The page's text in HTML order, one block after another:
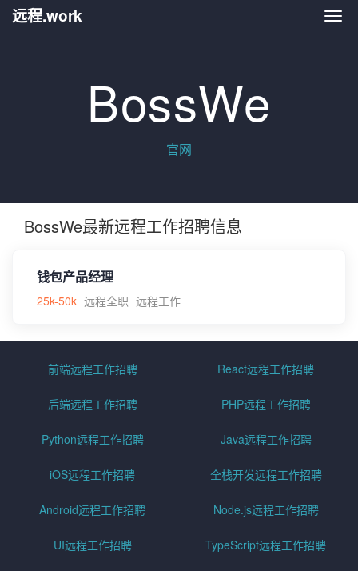
远
远程.work
BossWe
官网
BossWe最新远程工作招聘信息
钱包产品经理
25k-50k 远程全职 远程工作
前端远程工作招聘 React远程工作招聘
后端远程工作招聘 PHP远程工作招聘
Python远程工作招聘 Java远程工作招聘
iOS远程工作招聘 全栈开发远程工作招聘
Android远程工作招聘 Node.js远程工作招聘
UI远程工作招聘 TypeScript远程工作招聘